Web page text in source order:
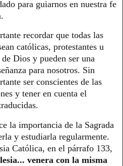
para guiarnos en nuestra fe
recordar que todas las
católicas, protestantes u
Dios y pueden ser una
para nosotros. Sin
ser conscientes de las
y tener en cuenta el
la importancia de la Sagrada
y estudiarla regularmente.
Católica, en el párrafo 133,
venera con la misma